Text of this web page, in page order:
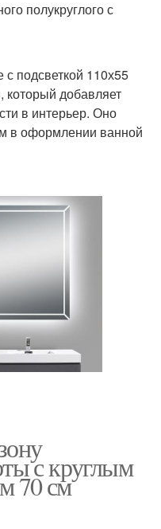
полукруглого с
с подсветкой 110х55
который добавляет
в интерьер. Оно
в оформлении ванной
с круглым
70 см